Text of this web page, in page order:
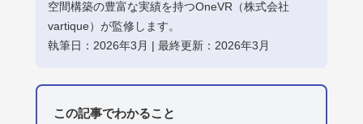
空間構築の豊富な実績を持つOneVR（株式会社
vartique）が監修します。
執筆日：2026年3月 | 最終更新：2026年3月
この記事でわかること